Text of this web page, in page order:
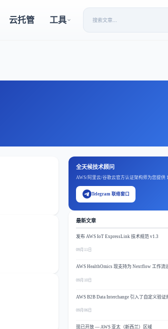
云托管 工具
全天候技术顾问
AWS/阿里云/谷歌云官方认证架构师为您提供
Telegram 联络窗口
最新文章
发布 AWS IoT ExpressLink 技术规范 v1.3
09月11日
AWS HealthOmics 现支持为 Nextflow 工作流
09月10日
AWS B2B Data Interchange 引入了自定义验证
09月06日
现已开放 — AWS 亚太（新西兰）区域